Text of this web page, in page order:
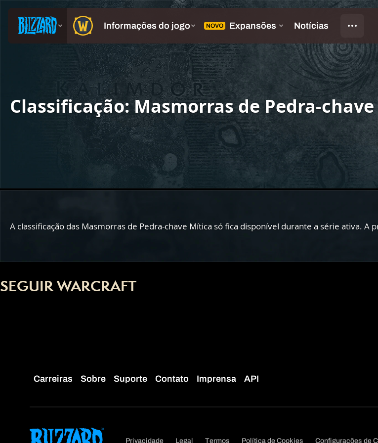
Classificação: Masmorras de Pedra-
A classificação das Masmorras de Pedra-chave Mítica só fica disponível durante a série ativa. A
SEGUIR WARCRAFT